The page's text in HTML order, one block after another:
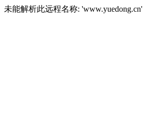
未能解析此远程名称: 'www.yuedong.cn'